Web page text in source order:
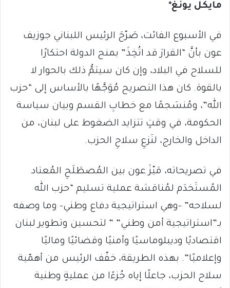
مايكل يونغ*
في الأسبوع الفائت، صَرّحَ الرئيس اللبناني جوزيف
عون بأنَّ “القرارَ قد اتُخِذَ” بمنح الدولة احتكارًا
للسلاح في البلاد، وإن كان سيتمُّ ذلك بالحوار لا
بالقوة. كان هذا التصريح مُوَجَّهًا بالأساس إلى “حزب
الله”، ومُنسَجمًا مع خطابِ القسم وبيان سياسة
الحكومة، في وقتٍ تتزايد الضغوط على لبنان، من
الداخل والخارج، لنَزعِ سلاحِ الحزب.
في تصريحاته، مَيّزَ عون بين المُصطَلَحِ المُعتاد
المُستَخدَم لمُناقشة عملية تسليم “حزب الله
لسلاحه” -وهي استراتيجية دفاع وطني- وما وصفه
بـ”استراتيجية أمن وطني” ” لتحسين وتطوير لبنان
اقتصاديًا وديبلوماسيًا وأمنيًا وقضائيًا وماليًا
وإعلاميًا”. بهذه الطريقة، خفّف الرئيس من أهمّية
سلاح الحزب، جاعلًا إياه جُزءًا من عمليةٍ وطنية